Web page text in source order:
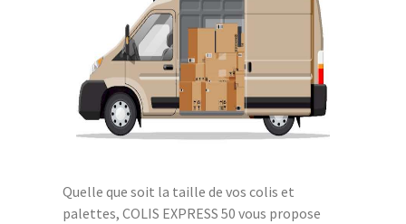
Quelle que soit la taille de vos colis et
palettes, COLIS EXPRESS 50 vous propose